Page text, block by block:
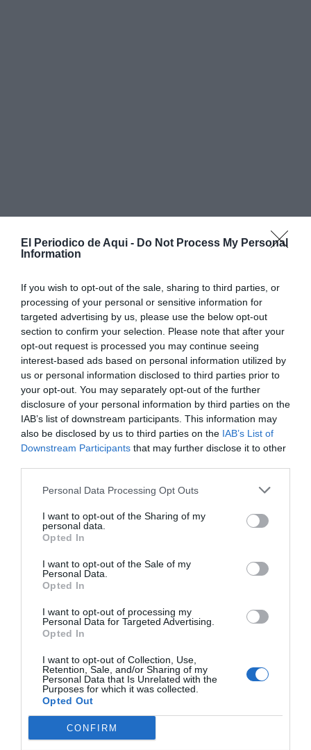
El Periodico de Aqui - Do Not Process My Personal
Information
If you wish to opt-out of the sale, sharing to third parties, or
processing of your personal or sensitive information for
targeted advertising by us, please use the below opt-out
section to confirm your selection. Please note that after your
opt-out request is processed you may continue seeing
interest-based ads based on personal information utilized by
us or personal information disclosed to third parties prior to
your opt-out. You may separately opt-out of the further
disclosure of your personal information by third parties on the
IAB’s list of downstream participants. This information may
also be disclosed by us to third parties on the IAB’s List of
Downstream Participants that may further disclose it to other
Personal Data Processing Opt Outs
I want to opt-out of the Sharing of my
personal data.
Opted In
I want to opt-out of the Sale of my
Personal Data.
Opted In
I want to opt-out of processing my
Personal Data for Targeted Advertising.
Opted In
I want to opt-out of Collection, Use,
Retention, Sale, and/or Sharing of my
Personal Data that Is Unrelated with the
Purposes for which it was collected.
Opted Out
CONFIRM
Els fets es van produir quan la Policia Local va ser
requerida per a assistir una persona que es trobava a
l'interior d'un tren aturat a l'estació de Nules. Els
que es trobava conscient però desorientat després
d'haver patit un atac epilèptic, i van romandre al seu
costat fins a l'arribada dels serveis sanitaris.
Una vegada personades diverses ambulàncies al lloc,
un testimoni va alertar un dels agents que dos homes
havien sostret una motxilla-ronyonera de l'interior
d'una de les ambulàncies, aprofitant que el personal